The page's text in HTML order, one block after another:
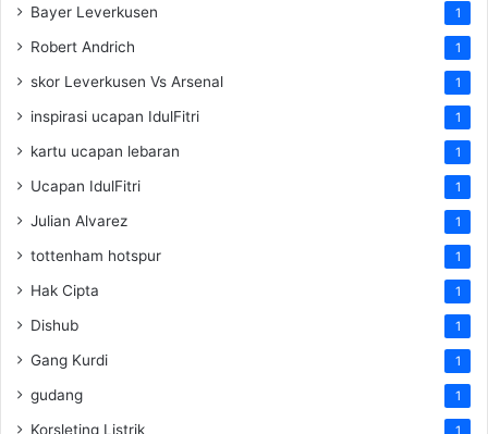
Bayer Leverkusen 1
Robert Andrich 1
skor Leverkusen Vs Arsenal 1
inspirasi ucapan IdulFitri 1
kartu ucapan lebaran 1
Ucapan IdulFitri 1
Julian Alvarez 1
tottenham hotspur 1
Hak Cipta 1
Dishub 1
Gang Kurdi 1
gudang 1
Korsleting Listrik